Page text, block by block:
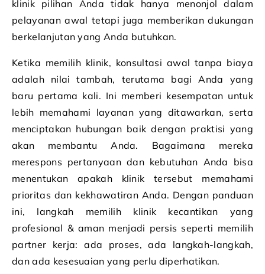
klinik pilihan Anda tidak hanya menonjol dalam
pelayanan awal tetapi juga memberikan dukungan
berkelanjutan yang Anda butuhkan.
Ketika memilih klinik, konsultasi awal tanpa biaya
adalah nilai tambah, terutama bagi Anda yang
baru pertama kali. Ini memberi kesempatan untuk
lebih memahami layanan yang ditawarkan, serta
menciptakan hubungan baik dengan praktisi yang
akan membantu Anda. Bagaimana mereka
merespons pertanyaan dan kebutuhan Anda bisa
menentukan apakah klinik tersebut memahami
prioritas dan kekhawatiran Anda. Dengan panduan
ini, langkah memilih klinik kecantikan yang
profesional & aman menjadi persis seperti memilih
partner kerja: ada proses, ada langkah-langkah,
dan ada kesesuaian yang perlu diperhatikan.